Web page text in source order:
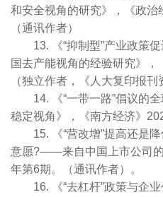
和安全视角的研究》，《政治
（通讯作者）
13. 《“抑制型”产业政策
国去产能视角的经验研究》，
（独立作者，《人大复印报刊
14. 《“一带一路”倡议的
稳定视角》，《南方经济》
15. 《“营改增”提高还是
意愿?——来自中国上市公司
年第6期。（通讯作者）。
16. 《“去杠杆”政策与企